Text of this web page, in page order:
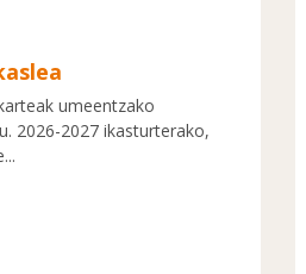
umeentzako
2026-2027 ikasturterako,